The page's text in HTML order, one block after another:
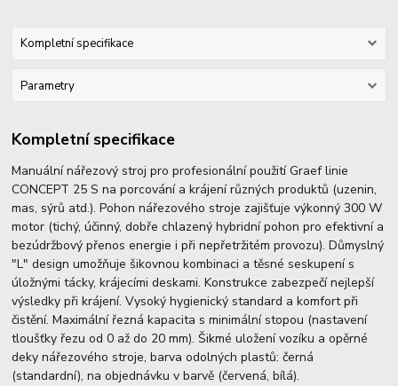
Kompletní specifikace
Parametry
Kompletní specifikace
Manuální nářezový stroj pro profesionální použití Graef linie
CONCEPT 25 S na porcování a krájení různých produktů (uzenin,
mas, sýrů atd.). Pohon nářezového stroje zajišťuje výkonný 300 W
motor (tichý, účinný, dobře chlazený hybridní pohon pro efektivní a
bezúdržbový přenos energie i při nepřetržitém provozu). Důmyslný
"L" design umožňuje šikovnou kombinaci a těsné seskupení s
úložnými tácky, krájecími deskami. Konstrukce zabezpečí nejlepší
výsledky při krájení. Vysoký hygienický standard a komfort při
čistění. Maximální řezná kapacita s minimální stopou (nastavení
tloušťky řezu od 0 až do 20 mm). Šikmé uložení vozíku a opěrné
deky nářezového stroje, barva odolných plastů: černá
(standardní), na objednávku v barvě (červená, bílá).